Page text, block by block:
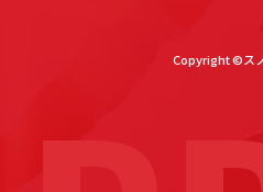
Copyright ©ス